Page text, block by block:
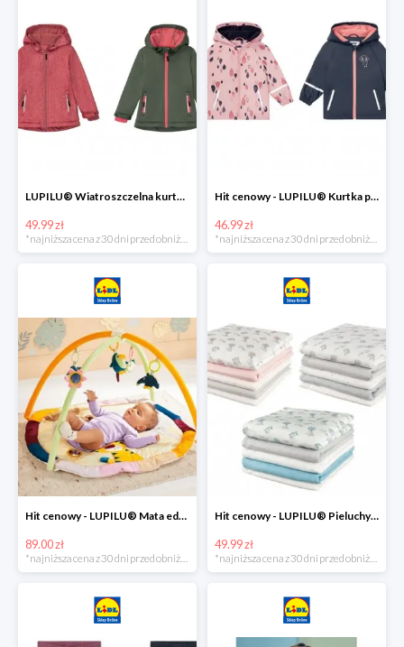
LUPILU® Wiatroszczelna kurtka dziecięca softshell, 1 sztuka
49.99 zł
Hit cenowy - LUPILU® Kurtka przeciwdeszczowa dziewczęca, 1 sztuka
46.99 zł
Hit cenowy - LUPILU® Mata edukacyjna dla niemowląt, 1 sztuka
89.00 zł
*najniższa cena z 30 dni przed obniżką
Hit cenowy - LUPILU® Pieluchy tetrowe 80x80 cm, z biobawełny, 5 sztuk
49.99 zł
*najniższa cena z 30 dni przed obniżką